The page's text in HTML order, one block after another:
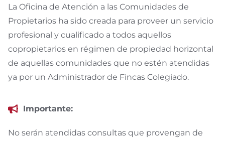
La Oficina de Atención a las Comunidades de
Propietarios ha sido creada para proveer un servicio
profesional y cualificado a todos aquellos
copropietarios en régimen de propiedad horizontal
de aquellas comunidades que no estén atendidas
ya por un Administrador de Fincas Colegiado.
Importante:
No serán atendidas consultas que provengan de